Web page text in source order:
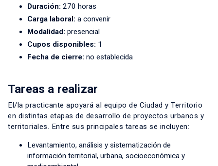
Duración: 270 horas
Carga laboral: a convenir
Modalidad: presencial
Cupos disponibles: 1
Fecha de cierre: no establecida
Tareas a realizar
El/la practicante apoyará al equipo de Ciudad y Territorio
en distintas etapas de desarrollo de proyectos urbanos y
territoriales. Entre sus principales tareas se incluyen:
Levantamiento, análisis y sistematización de
información territorial, urbana, socioeconómica y